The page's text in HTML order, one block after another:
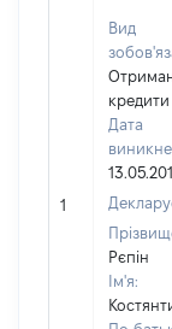
1
Вид
кредити
Дата
Рєпін
Ім'я: